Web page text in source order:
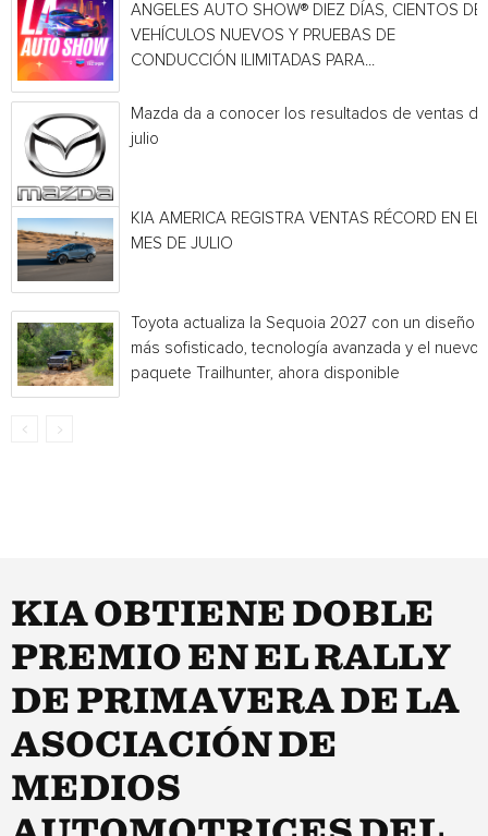
ANGELES AUTO SHOW® DIEZ DÍAS, CIENTOS DE
VEHÍCULOS NUEVOS Y PRUEBAS DE
CONDUCCIÓN ILIMITADAS PARA...
Mazda da a conocer los resultados de ventas de
julio
KIA AMERICA REGISTRA VENTAS RÉCORD EN EL
MES DE JULIO
Toyota actualiza la Sequoia 2027 con un diseño
más sofisticado, tecnología avanzada y el nuevo
paquete Trailhunter, ahora disponible
KIA OBTIENE DOBLE
PREMIO EN EL RALLY
DE PRIMAVERA DE LA
ASOCIACIÓN DE
MEDIOS